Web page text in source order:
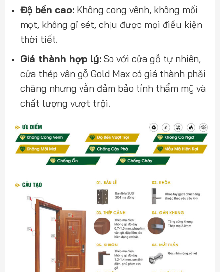
Độ bền cao:Không cong vênh, không mối
mọt, không gỉ sét, chịu được mọi điều kiện
thời tiết.
Giá thành hợp lý:So với cửa gỗ tự nhiên,
cửa thép vân gỗ Gold Max có giá thành phải
chăng nhưng vẫn đảm bảo tính thẩm mỹ và
chất lượng vượt trội.